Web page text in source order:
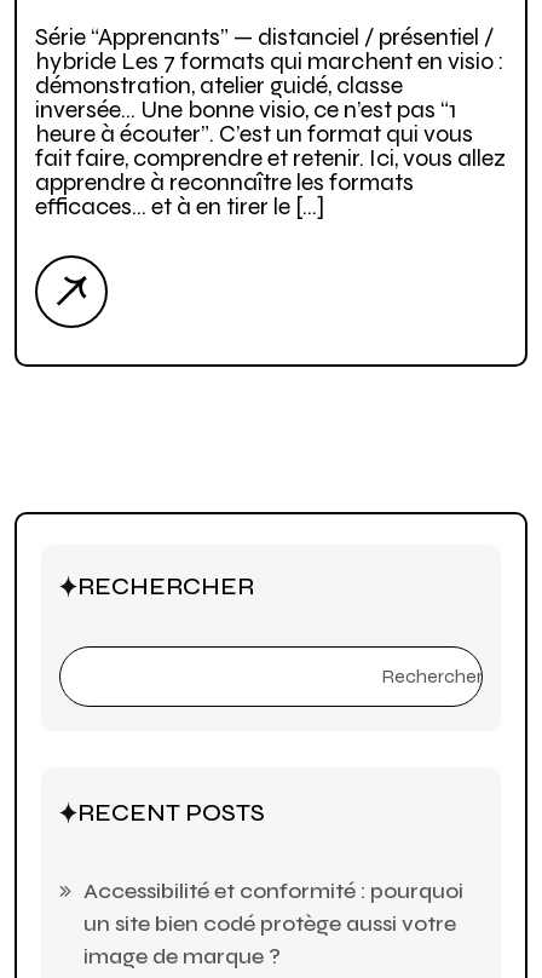
Série “Apprenants” — distanciel / présentiel /
hybride Les 7 formats qui marchent en visio :
démonstration, atelier guidé, classe
inversée… Une bonne visio, ce n’est pas “1
heure à écouter”. C’est un format qui vous
fait faire, comprendre et retenir. Ici, vous allez
apprendre à reconnaître les formats
efficaces… et à en tirer le […]
RECHERCHER
Rechercher
RECENT POSTS
Accessibilité et conformité : pourquoi
un site bien codé protège aussi votre
image de marque ?